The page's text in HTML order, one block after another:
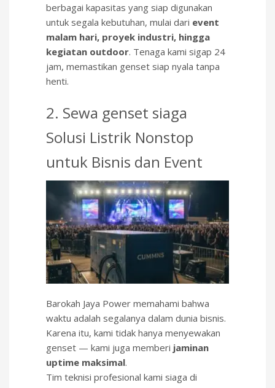
berbagai kapasitas yang siap digunakan
untuk segala kebutuhan, mulai dari event
malam hari, proyek industri, hingga
kegiatan outdoor. Tenaga kami sigap 24
jam, memastikan genset siap nyala tanpa
henti.
2. Sewa genset siaga
Solusi Listrik Nonstop
untuk Bisnis dan Event
Barokah Jaya Power memahami bahwa
waktu adalah segalanya dalam dunia bisnis.
Karena itu, kami tidak hanya menyewakan
genset — kami juga memberi jaminan
uptime maksimal.
Tim teknisi profesional kami siaga di